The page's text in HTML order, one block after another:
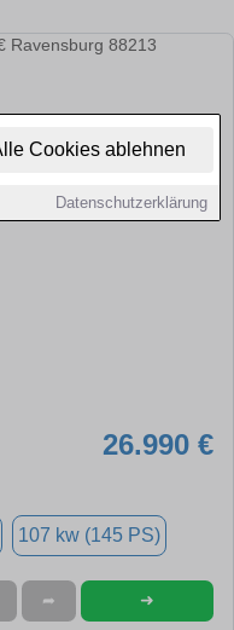
Cookies ablehnen
Datenschutzerklärung
26.990 €
107 kw (145 PS)
➦ ➜